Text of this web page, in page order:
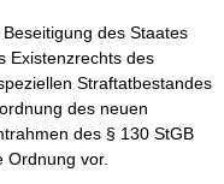
des Staates
Existenzrechts des
Straftatbestandes
des neuen
des § 130 StGB
Ordnung vor.